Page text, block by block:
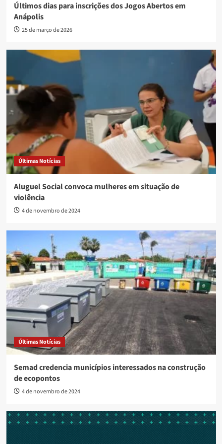
Últimos dias para inscrições dos Jogos Abertos em
Anápolis
25 de março de 2026
Últimas Notícias
Aluguel Social convoca mulheres em situação de
violência
4 de novembro de 2024
Últimas Notícias
Semad credencia municípios interessados na construção
de ecopontos
4 de novembro de 2024